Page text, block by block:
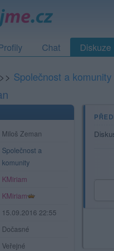
Chat Diskuze
>> Společnost a komunity
Miloš Zeman
Společnost a
komunity
KMiriam
KMiriam
15.09.2016 22:55
Dočasné
Veřejné